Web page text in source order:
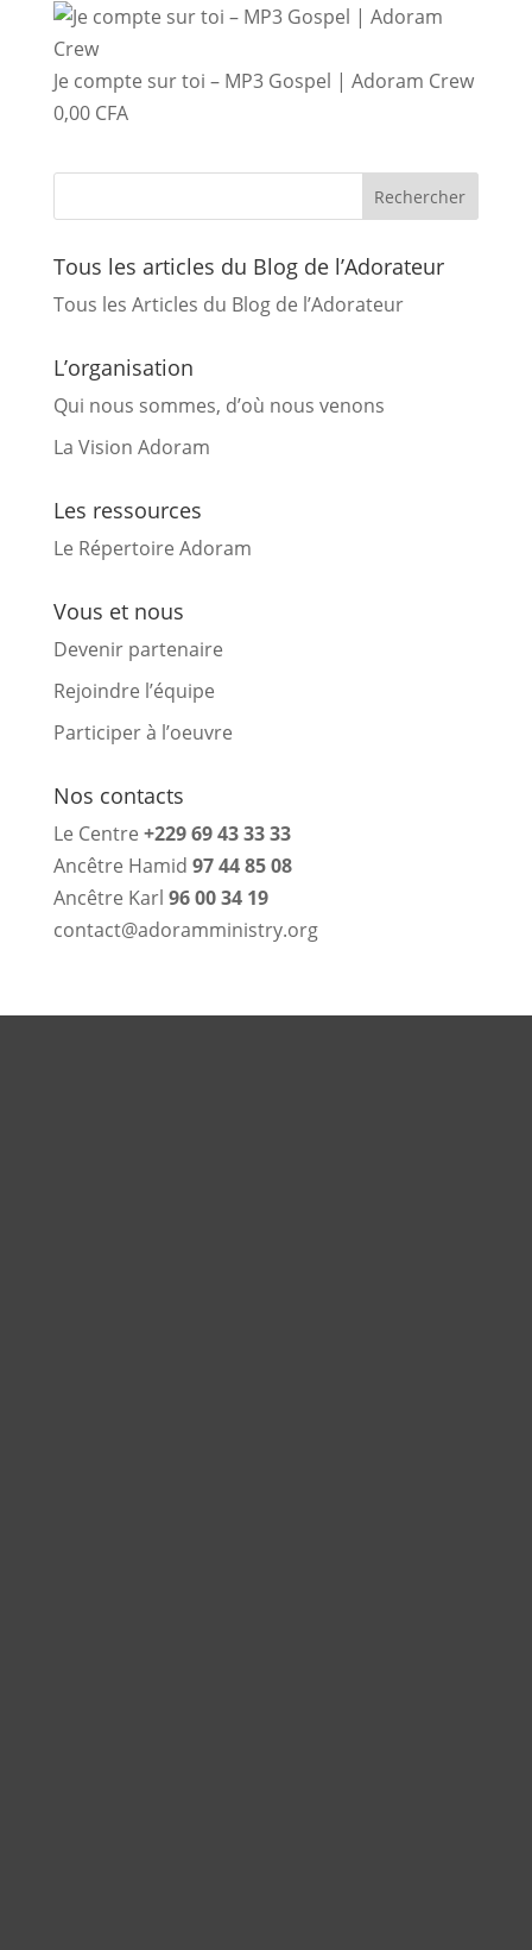
Je compte sur toi – MP3 Gospel | Adoram Crew
0,00 CFA
Tous les articles du Blog de l’Adorateur
Tous les Articles du Blog de l’Adorateur
L’organisation
Qui nous sommes, d’où nous venons
La Vision Adoram
Les ressources
Le Répertoire Adoram
Vous et nous
Devenir partenaire
Rejoindre l’équipe
Participer à l’oeuvre
Nos contacts
Le Centre +229 69 43 33 33
Ancêtre Hamid 97 44 85 08
Ancêtre Karl 96 00 34 19
contact@adoramministry.org